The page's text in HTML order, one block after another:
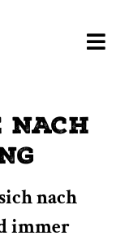
NACH
nach
immer